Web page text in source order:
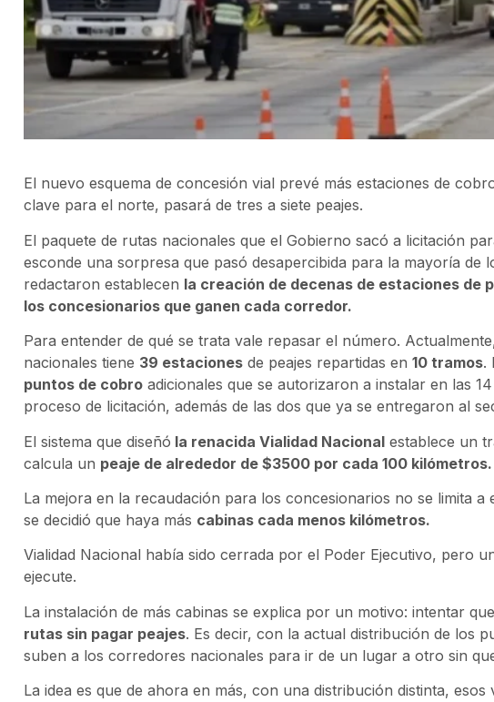
El nuevo esquema de concesión vial prevé más estaciones de
clave para el norte, pasará de tres a siete peajes.
El paquete de rutas nacionales que el Gobierno sacó a licitación
esconde una sorpresa que pasó desapercibida para la mayoría de
redactaron establecen la creación de decenas de estaciones de
los concesionarios que ganen cada corredor.
Para entender de qué se trata vale repasar el número.
nacionales tiene 39 estaciones de peajes repartidas en 10 tramos.
puntos de cobro adicionales que se autorizaron a instalar en las
proceso de licitación, además de las dos que ya se entregaron al
El sistema que diseñó la renacida Vialidad Nacional establece un
calcula un peaje de alrededor de $3500 por cada 100 kilómetros.
La mejora en la recaudación para los concesionarios no se limita a
se decidió que haya más cabinas cada menos kilómetros.
Vialidad Nacional había sido cerrada por el Poder Ejecutivo, pero
ejecute.
La instalación de más cabinas se explica por un motivo: intentar
rutas sin pagar peajes. Es decir, con la actual distribución de los
suben a los corredores nacionales para ir de un lugar a otro sin
La idea es que de ahora en más, con una distribución distinta,